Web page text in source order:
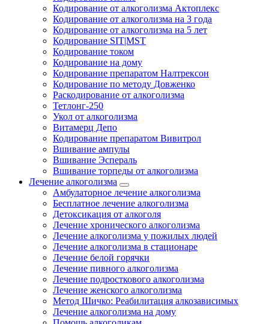
Кодирование от алкоголизма Актоплекс
Кодирование от алкоголизма на 3 года
Кодирование от алкоголизма на 5 лет
Кодирование SIT|MST
Кодирование током
Кодирование на дому
Кодирование препаратом Налтрексон
Кодирование по методу Довженко
Раскодирование от алкоголизма
Тетлонг-250
Укол от алкоголизма
Витамерц Депо
Кодирование препаратом Вивитрол
Вшивание ампулы
Вшивание Эспераль
Вшивание торпеды от алкоголизма
Лечение алкоголизма
Амбулаторное лечение алкоголизма
Бесплатное лечение алкоголизма
Детоксикация от алкоголя
Лечение хронического алкоголизма
Лечение алкоголизма у пожилых людей
Лечение алкоголизма в стационаре
Лечение белой горячки
Лечение пивного алкоголизма
Лечение подросткового алкоголизма
Лечение женского алкоголизма
Метод Шичко: Реабилитация алкозависимых
Лечение алкоголизма на дому